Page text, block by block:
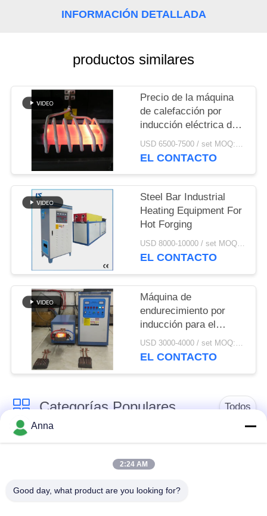
POLÍTICA
PRIVACIDAD
INFORMACIÓN DETALLADA
productos similares
Precio de la máquina
de calefacción por
inducción eléctrica de
alta frecuencia
USD 6500-7500 / set MOQ:1 sistema
EL CONTACTO
Steel Bar Industrial
Heating Equipment For
Hot Forging
USD 8000-10000 / set MOQ:1 set
EL CONTACTO
Máquina de
endurecimiento por
inducción para el
tratamiento térmico de
la superficie de la
USD 3000-4000 / set MOQ:1 set
EL CONTACTO
Categorías Populares Todos
horno fusorio de la
Máquina de
Anna
2:24 AM
Good day, what product are you looking for?